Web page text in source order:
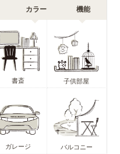
カラー 機能
書斎 子供部屋
ガレージ バルコニー